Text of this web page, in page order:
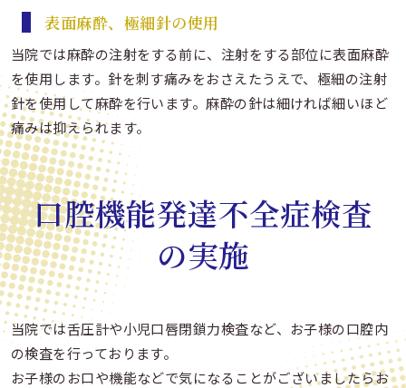
表面麻酔、極細針の使用
当院では麻酔の注射をする前に、注射をする部位に表面麻酔
を使用します。針を刺す痛みをおさえたうえで、極細の注射
針を使用して麻酔を行います。麻酔の針は細ければ細いほど
痛みは抑えられます。
口腔機能発達不全症検査
の実施
当院では舌圧計や小児口唇閉鎖力検査など、お子様の口腔内
の検査を行っております。
お子様のお口や機能などで気になることがございましたらお